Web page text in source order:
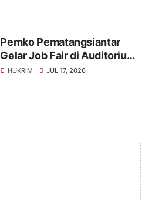
Pemko Pematangsiantar
Gelar Job Fair di Auditorium
USI, Tersedia 1.000 Lebih
HUKRIM JUL 17, 2026